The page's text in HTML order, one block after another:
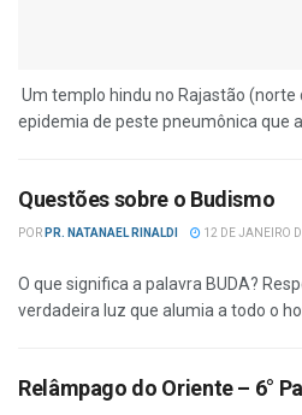
Um templo hindu no Rajastão (norte
epidemia de peste pneumônica que
Questões sobre o Budismo
POR PR. NATANAEL RINALDI 12 DE JANEIRO
O que significa a palavra BUDA?
verdadeira luz que alumia a todo o
Relâmpago do Oriente – 6°